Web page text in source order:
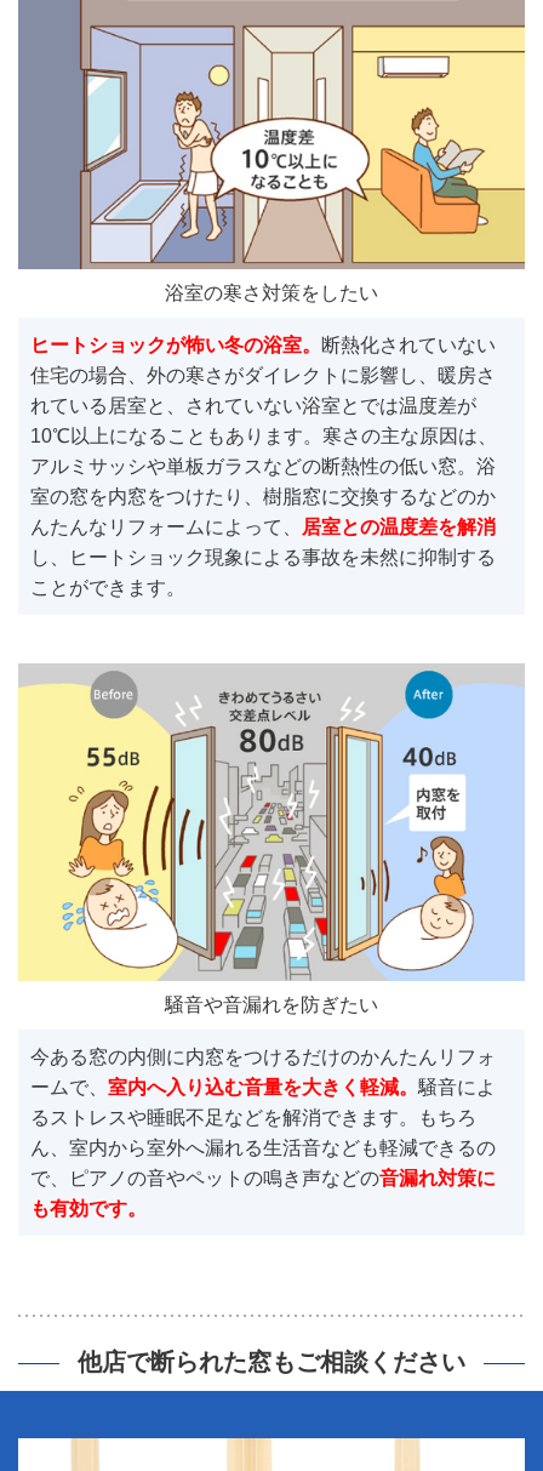
浴室の寒さ対策をしたい
ヒートショックが怖い冬の浴室。
断熱化されていない
住宅の場合、外の寒さがダイレクトに影響し、暖房さ
れている居室と、されていない浴室とでは温度差が
10℃以上になることもあります。寒さの主な原因は、
アルミサッシや単板ガラスなどの断熱性の低い窓。浴
室の窓を内窓をつけたり、樹脂窓に交換するなどのか
んたんなリフォームによって、
居室との温度差を解消
し、ヒートショック現象による事故を未然に抑制する
ことができます。
騒音や音漏れを防ぎたい
今ある窓の内側に内窓をつけるだけのかんたんリフォ
ームで、 室内へ入り込む音量を大きく軽減。 騒音によ
るストレスや睡眠不足などを解消できます。もちろ
ん、室内から室外へ漏れる生活音なども軽減できるの
で、ピアノの音やペットの鳴き声などの音漏れ対策に
も有効です。
他店で断られた窓もご相談ください